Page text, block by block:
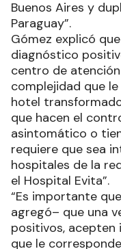
Buenos Aires y
Paraguay”.
Gómez explicó
diagnóstico
centro de
complejidad que
hotel
que hacen el
asintomático o
requiere que sea
hospitales de la
el Hospital Evita”.
“Es importante
agregó– que una
positivos, acepten
que le